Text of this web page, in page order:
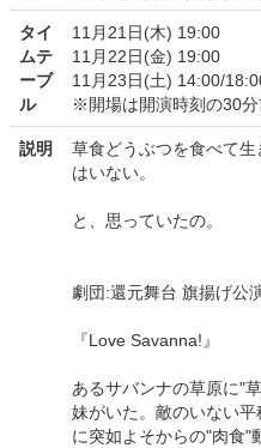
タイ
ムテ
ーブ
ル
11月21日(木) 19:00
11月22日(金) 19:00
11月23日(土) 14:00/
※開場は開演時刻の30
説明
草食どうぶつを食べて
はいない。
と、思っていたの。
劇団:還元舞台 旗揚げ公
『Love Savanna!』
あるサバンナの草原に"
妹がいた。敵のいない
に突如よそからの"肉食"